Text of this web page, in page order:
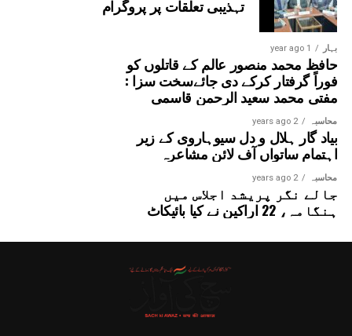
تہذیبی تعلقات پر پروگرام
بہار 1 year ago
حافظ محمد منصور عالم کے قاتلوں کو
فوراً گرفتار کرکے دی جائےسخت سزا :
مفتی محمد سعید الرحمن قاسمی
محاسبہ 2 years ago
بیاد گار ہلال و دل سیوہاروی کے زیر
اہتمام ساتواں آف لائن مشاعرہ
محاسبہ 2 years ago
جالے نگر پریشد اجلاس میں
ہنگامہ، 22 اراکین نے کیا بائیکاٹ